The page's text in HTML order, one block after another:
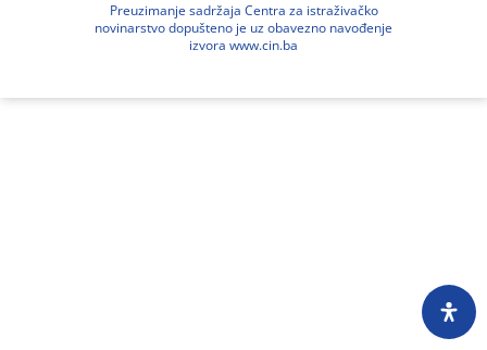
Preuzimanje sadržaja Centra za istraživačko
novinarstvo dopušteno je uz obavezno navođenje
izvora www.cin.ba